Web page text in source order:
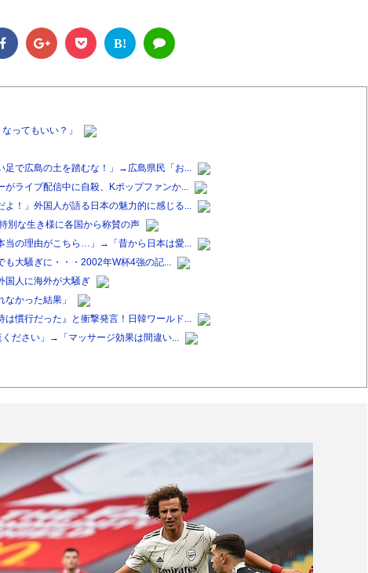
B!
ってもいい？」
足で広島の土を踏むな！」→広島県民「お...
ライブ配信中に自殺、Kポップファンか...
！」外国人が語る日本の魅力的に感じる...
別な生き様に各国から称賛の声
当の理由がこちら…」→「昔から日本は愛...
も大騒ぎに・・・2002年W杯4強の記...
国人に海外が大騒ぎ
かった結果」
慣行だった』と衝撃発言！日韓ワールド...
ください」→「マッサージ効果は間違い...